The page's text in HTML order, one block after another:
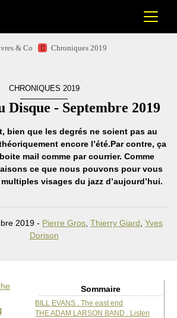
& Co Chroniques 2019
CHRONIQUES 2019
Disque - Septembre 2019
bien que les degrés ne soient pas au
encore l’été.Par contre, ça
mail comme par courrier. Comme
ce que nous pouvons pour vous
visages du jazz d’aujourd’hui.
2019 - Pierre Gros Thierry Giard Yves
Dorison
Sommaire
BILL EVANS . The east end
THE ADAM LARSON BAND . Listen